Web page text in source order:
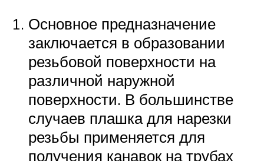
Основное предназначение
заключается в образовании
резьбовой поверхности на
различной наружной
поверхности. В большинстве
случаев плашка для нарезки
резьбы применяется для
получения канавок на трубах